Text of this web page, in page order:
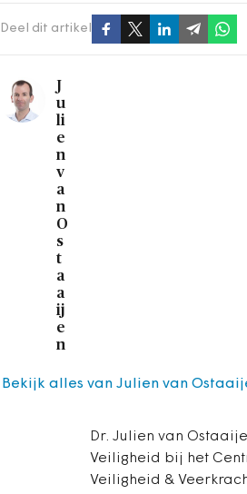
Deel dit artikel
J
u
li
e
n
v
a
n
O
s
t
a
a
ij
e
n
Dr. Julien van
Veiligheid bij het
Veiligheid &
Bekijk alles van Julien van